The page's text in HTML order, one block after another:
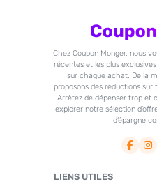
Chez Coupon Monger, nous
récentes et les plus
sur chaque achat. De la
proposons des réductions
Arrêtez de dépenser trop et
explorer notre sélection
d’épargne
LIENS UTILES